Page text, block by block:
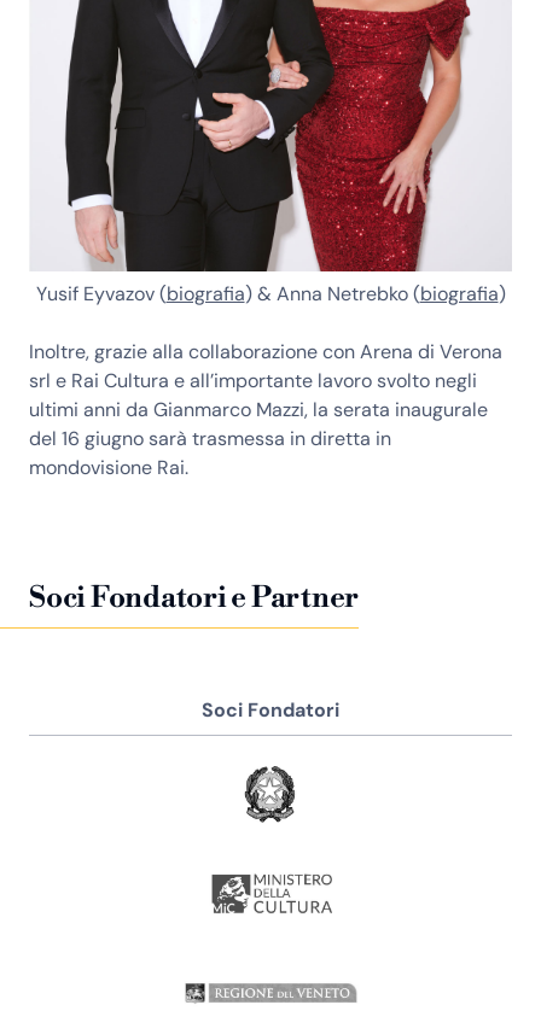
Yusif Eyvazov (biografia) & Anna Netrebko (biografia)
Inoltre, grazie alla collaborazione conArena di Verona
srl e Rai Cultura e all’importante lavoro svolto negli
ultimi anni da Gianmarco Mazzi, la serata inaugurale
del 16 giugno sarà trasmessa in diretta in
mondovisione Rai.
Soci Fondatori e Partner
Soci Fondatori